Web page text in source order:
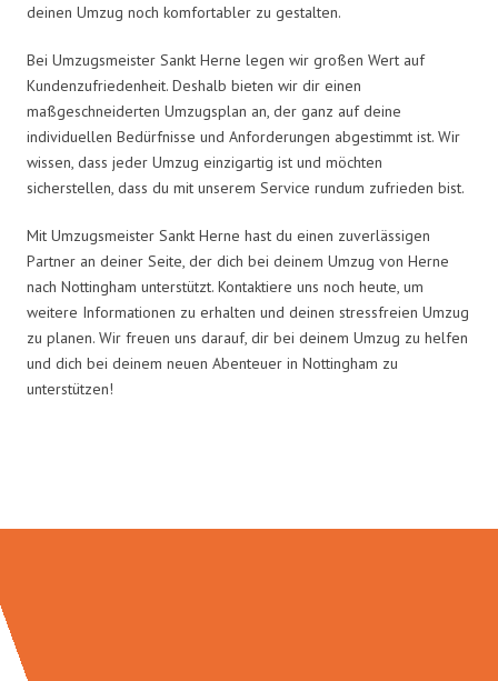
deinen Umzug noch komfortabler zu gestalten.
Bei Umzugsmeister Sankt Herne legen wir großen Wert auf
Kundenzufriedenheit. Deshalb bieten wir dir einen
maßgeschneiderten Umzugsplan an, der ganz auf deine
individuellen Bedürfnisse und Anforderungen abgestimmt ist. Wir
wissen, dass jeder Umzug einzigartig ist und möchten
sicherstellen, dass du mit unserem Service rundum zufrieden bist.
Mit Umzugsmeister Sankt Herne hast du einen zuverlässigen
Partner an deiner Seite, der dich bei deinem Umzug von Herne
nach Nottingham unterstützt. Kontaktiere uns noch heute, um
weitere Informationen zu erhalten und deinen stressfreien Umzug
zu planen. Wir freuen uns darauf, dir bei deinem Umzug zu helfen
und dich bei deinem neuen Abenteuer in Nottingham zu
unterstützen!